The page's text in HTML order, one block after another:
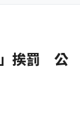
」挨罰 公